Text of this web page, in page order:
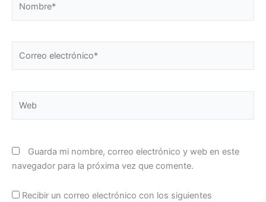
electrónico*
Guarda mi nombre, correo electrónico y web en este
navegador para la próxima vez que comente.
Recibir un correo electrónico con los siguientes